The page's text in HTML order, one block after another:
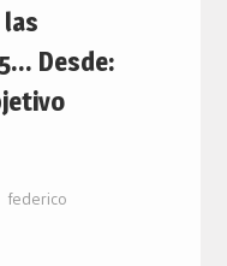
las
Desde:
federico